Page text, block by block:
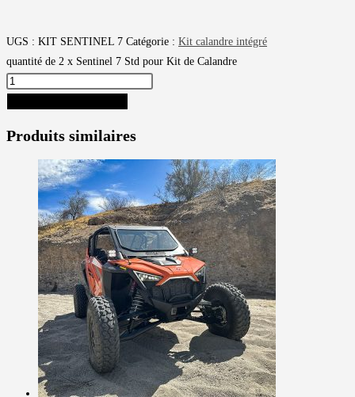
UGS : KIT SENTINEL 7 Catégorie : Kit calandre intégré
quantité de 2 x Sentinel 7 Std pour Kit de Calandre
Produits similaires